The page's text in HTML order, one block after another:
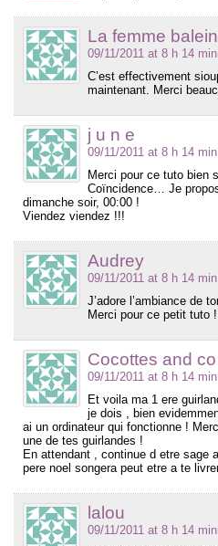
La femme
09/11/2011 at 8 h 14 min
C’est effectivement
maintenant. Merci
j u n e
09/11/2011 at 8 h 14 min
Merci pour ce tuto bien
Coïncidence… Je
dimanche soir, 00:00 !
Viendez viendez !!!
Audrey
09/11/2011 at 8 h 14 min
J’adore l’ambiance de
Merci pour ce petit tuto
Cocottes and co
09/11/2011 at 8 h 14 min
Et voila ma 1 ere
je dois , bien
ai un ordinateur qui fonctionne !
une de tes guirlandes !
En attendant , continue d etre sage
pere noel songera peut etre a te
lalou
09/11/2011 at 8 h 14 min